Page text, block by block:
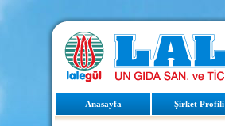
Anasayfa Şirket Profili